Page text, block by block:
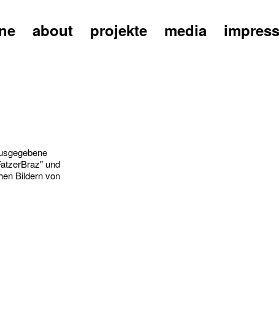
about projekte media
und
Bildern von